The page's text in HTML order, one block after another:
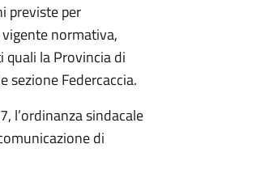
previste per
normativa,
la Provincia di
sezione Federcaccia.
l’ordinanza sindacale
di